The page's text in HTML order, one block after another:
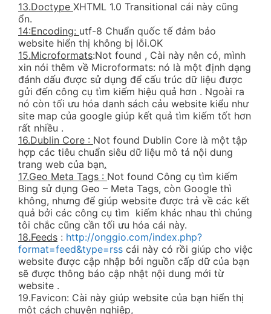
13.Doctype XHTML 1.0 Transitional cái này cũng
ổn.
14:Encoding: utf-8 Chuẩn quốc tế đảm bảo
website hiển thị không bị lỗi.OK
15.Microformats:Not found , Cài này nên có, mình
xin nói thêm về Microformats: nó là một định dạng
đánh dấu được sử dụng để cấu trúc dữ liệu được
gửi đến công cụ tìm kiếm hiệu quả hơn . Ngoài ra
nó còn tối ưu hóa danh sách cảu website kiểu như
site map của google giúp kết quả tìm kiếm tốt hơn
rất nhiều .
16.Dublin Core : Not found Dublin Core là một tập
hợp các tiêu chuẩn siêu dữ liệu mô tả nội dung
trang web của bạn.
17.Geo Meta Tags : Not found Công cụ tìm kiếm
Bing sử dụng Geo – Meta Tags, còn Google thì
không, nhưng để giúp website được trả về các kết
quả bởi các công cụ tìm kiếm khác nhau thì chúng
tôi chắc cũng cần tối ưu hóa cái này.
18.Feeds : http://onggio.com/index.php?
format=feed&type=rss cái này có rồi giúp cho việc
website được cập nhập bởi nguồn cấp dữ của bạn
sẽ được thông báo cập nhật nội dung mới từ
website .
19.Favicon: Cài này giúp website của bạn hiển thị
một cách chuyên nghiệp,